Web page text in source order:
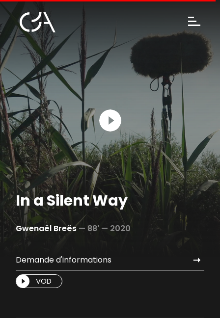
In a Silent Way
Gwenaël Breës — 88' — 2020
Demande d'informations
VOD